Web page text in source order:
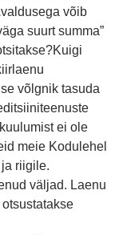
võib
suurt summa”
võlgnik tasuda
ei ole
meie Kodulehel
riigile.
väljad. Laenu